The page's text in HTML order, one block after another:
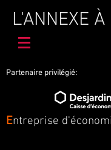
L'ANNEXE À
Partenaire privilégié:
Entreprise